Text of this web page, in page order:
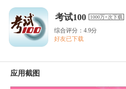
考试100 1000万+次下载
综合评分：4.9分
好友已下载
应用截图